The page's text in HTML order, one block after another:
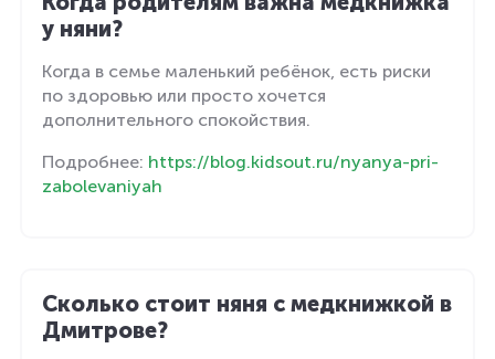
у няни?
Когда в семье маленький ребёнок, есть риски
по здоровью или просто хочется
дополнительного спокойствия.
Подробнее: https://blog.kidsout.ru/nyanya-pri-
zabolevaniyah
Сколько стоит няня с медкнижкой в
Дмитрове?